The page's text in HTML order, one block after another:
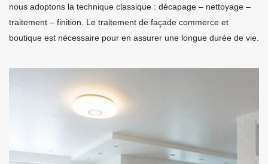
nous adoptons la technique classique : décapage – nettoyage –
traitement – finition. Le traitement de façade commerce et
boutique est nécessaire pour en assurer une longue durée de vie.